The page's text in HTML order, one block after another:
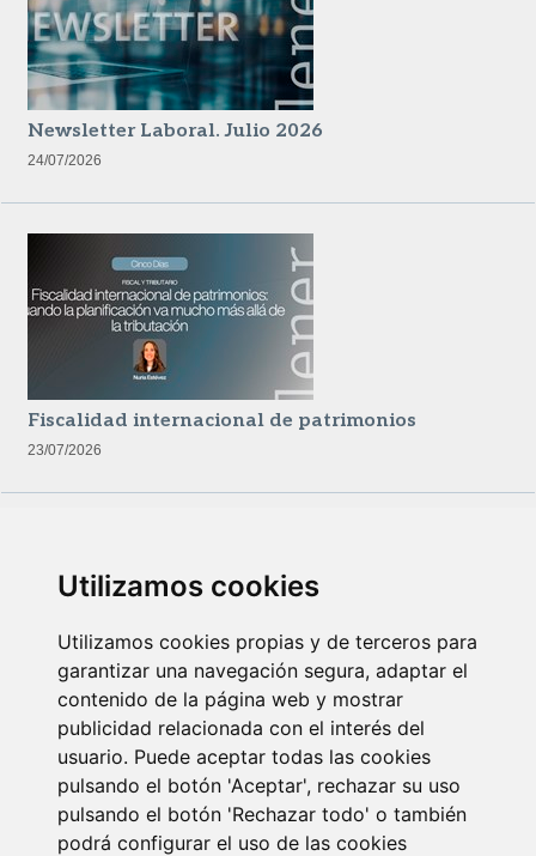
Utilizamos cookies
Utilizamos cookies propias y de terceros para
garantizar una navegación segura, adaptar el
contenido de la página web y mostrar
publicidad relacionada con el interés del
usuario. Puede aceptar todas las cookies
pulsando el botón 'Aceptar', rechazar su uso
pulsando el botón 'Rechazar todo' o también
podrá configurar el uso de las cookies
Newsletter Laboral. Julio 2026
24/07/2026
Fiscalidad internacional de patrimonios
23/07/2026
Newsletter Insolvencias y Situaciones Especiales
14/07/2026